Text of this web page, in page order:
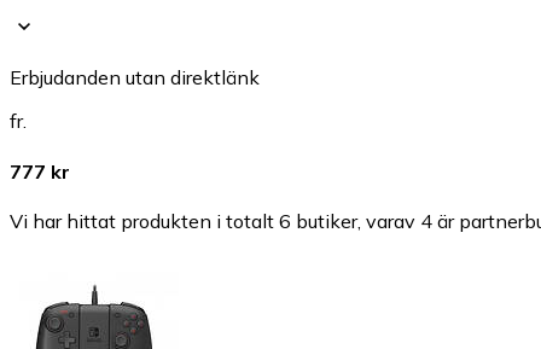
Erbjudanden utan direktlänk
fr.
777 kr
Vi har hittat produkten i totalt 6 butiker, varav 4 är